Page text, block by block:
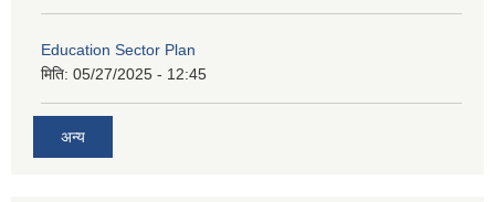
Education Sector Plan
मिति: 05/27/2025 - 12:45
अन्य